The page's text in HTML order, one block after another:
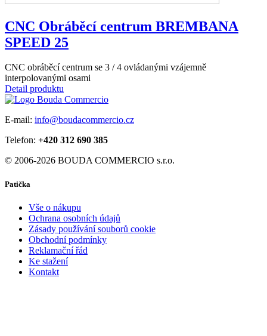
CNC Obráběcí centrum BREMBANA
SPEED 25
CNC obráběcí centrum se 3 / 4 ovládanými vzájemně
interpolovanými osami
Detail produktu
E-mail: info@boudacommercio.cz
Telefon: +420 312 690 385
© 2006-2026 BOUDA COMMERCIO s.r.o.
Patička
Vše o nákupu
Ochrana osobních údajů
Zásady používání souborů cookie
Obchodní podmínky
Reklamační řád
Ke stažení
Kontakt